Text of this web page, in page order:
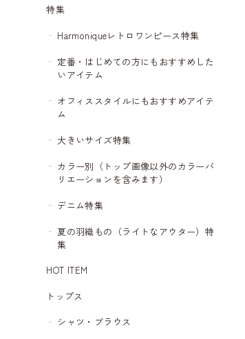
特集
Harmoniqueレトロワンピース特集
定番・はじめての方にもおすすめした
いアイテム
オフィススタイルにもおすすめアイテ
ム
大きいサイズ特集
カラー別（トップ画像以外のカラーバ
リエーションを含みます）
デニム特集
夏の羽織もの（ライトなアウター）特
集
HOT ITEM
トップス
シャツ・ブラウス